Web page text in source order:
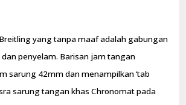
yang tanpa maaf adalah gabungan
penyelam. Barisan jam tangan
sarung 42mm dan menampilkan ‘tab
sarung tangan khas Chronomat pada